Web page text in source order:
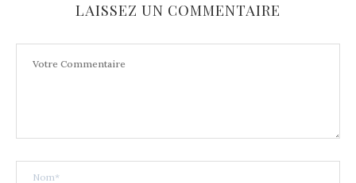
LAISSEZ UN COMMENTAIRE